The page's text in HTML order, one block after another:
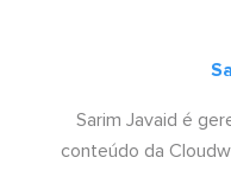
Sarim Javaid é
conteúdo da